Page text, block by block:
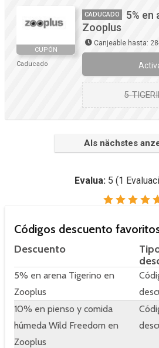
CUPÓN
Caducado
CADUCADO
5% en
Zooplus
Canjeable hasta:
5-
Als nächstes
Evalua: 5 (1
Códigos descuento
Descuento
5% en arena Tigerino en
Zooplus
10% en pienso y comida
húmeda Wild Freedom en
Zooplus